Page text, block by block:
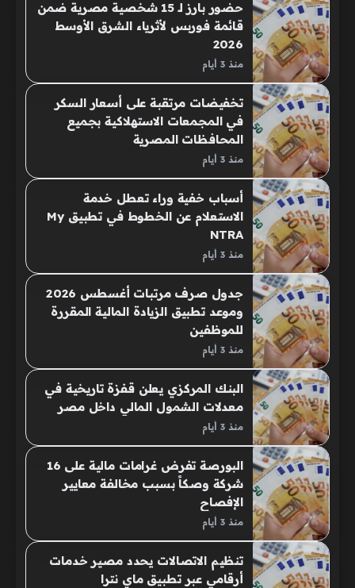
حضور بارز لـ 15 شخصية مصرية ضمن
قائمة فوربس لأثرياء الشرق الأوسط
2026
منذ 3 أيام
تخفيضات مرتقبة على أسعار السكر
في المجمعات الاستهلاكية بجميع
المحافظات المصرية
منذ 3 أيام
أسباب خفية وراء تعطل خدمة
الاستعلام عن الخطوط في تطبيق My
NTRA
منذ 3 أيام
جدول صرف مرتبات أغسطس 2026
وموعد تطبيق الزيادة المالية المقررة
للموظفين
منذ 3 أيام
البنك المركزي يعلن قفزة تاريخية في
معدلات الشمول المالي داخل مصر
منذ 3 أيام
البورصة تفرض غرامات مالية على 16
شركة وصكاً بسبب مخالفة معايير
الإفصاح
منذ 3 أيام
تنظيم الاتصالات يحدد مصير خدمات
أرقامي عبر تطبيق ماي نترا